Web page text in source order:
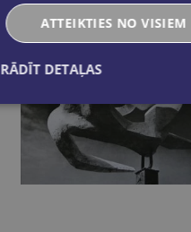
ATTEIKTIES NO VISIEM
RĀDĪT DETAĻAS